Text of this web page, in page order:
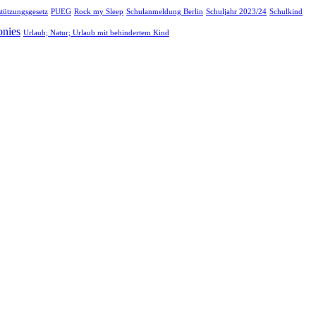
PUEG Rock my Sleep Schulanmeldung Berlin Schuljahr 2023/24 Schulkind
Urlaub; Natur; Urlaub mit behindertem Kind